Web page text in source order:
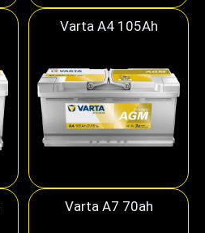
Varta A4 105Ah
Varta A7 70ah